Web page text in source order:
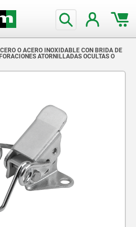
O ACERO INOXIDABLE CON BRIDA DE
ATORNILLADAS OCULTAS O